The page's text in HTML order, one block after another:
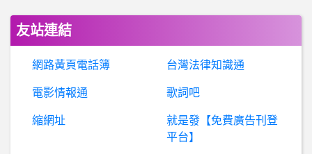
小
弟現在國二 最近不小心看到同學的下面覺得自己的很小 有沒有國小或國中的可以互換一下？
交友軟體上面是假交友真詐騙
友站連結
網路黃頁電話簿 台灣法律知識通
電影情報通 歌詞吧
縮網址
就是發【免費廣告刊登
平台】